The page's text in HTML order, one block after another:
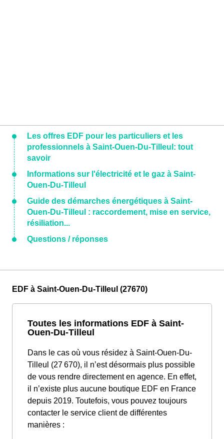
Les offres EDF pour les particuliers et les
professionnels à Saint-Ouen-Du-Tilleul: tout
savoir
Informations sur l'électricité et le gaz à Saint-
Ouen-Du-Tilleul
Guide des démarches énergétiques à Saint-
Ouen-Du-Tilleul : raccordement, mise en service,
résiliation...
Questions / réponses
EDF à Saint-Ouen-Du-Tilleul (27670)
Toutes les informations EDF à Saint-
Ouen-Du-Tilleul
Dans le cas où vous résidez à Saint-Ouen-Du-
Tilleul (27 670), il n’est désormais plus possible
de vous rendre directement en agence. En effet,
il n’existe plus aucune boutique EDF en France
depuis 2019. Toutefois, vous pouvez toujours
contacter le service client de différentes
manières :